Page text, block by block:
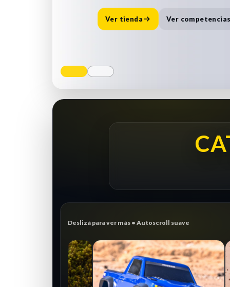
Ver tienda Ver competencias
Destacado:Cargador Traxxas
rápida y lista para la pista.
Deslizá para ver más • Autoscroll suave
CRAWLER